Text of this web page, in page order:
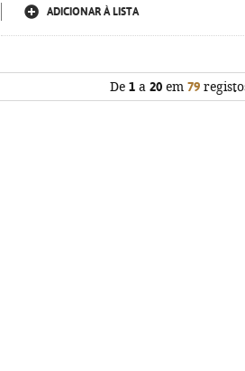
ADICIONAR À LISTA
De 1a 20em 79